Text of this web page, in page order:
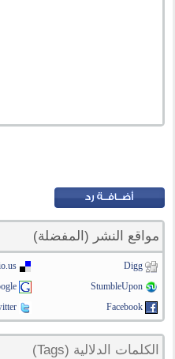
مواقع النشر (المفضلة)
Digg
StumbleUpon
Facebook
الكلمات الدلالية (Tags)